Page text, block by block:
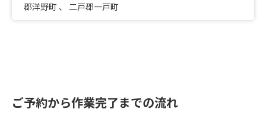
郡洋野町 、 二戸郡一戸町
ご予約から作業完了までの流れ